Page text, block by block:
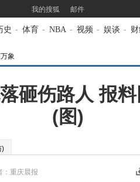
我的搜狐 邮件
史 - 体育 - NBA - 视频 - 娱谈 -
象
砸伤路人 报
(图)
)
：重庆晨报